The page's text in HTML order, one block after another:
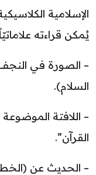
الإسلامية
يُمكن قراءته
– الصورة في
السلام).
– اللافتة
القرآن”.
– الحديث عن